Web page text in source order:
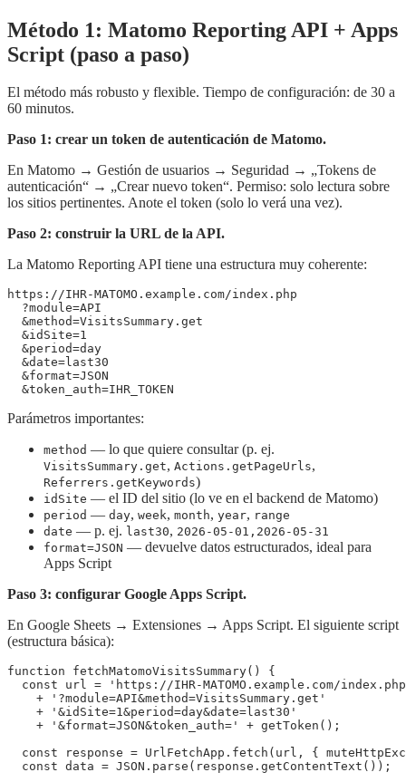
Método 1: Matomo Reporting API + Apps
Script (paso a paso)
El método más robusto y flexible. Tiempo de configuración: de 30 a
60 minutos.
Paso 1: crear un token de autenticación de Matomo.
En Matomo → Gestión de usuarios → Seguridad → „Tokens de
autenticación“ → „Crear nuevo token“. Permiso: solo lectura sobre
los sitios pertinentes. Anote el token (solo lo verá una vez).
Paso 2: construir la URL de la API.
La Matomo Reporting API tiene una estructura muy coherente:
https://IHR-MATOMO.example.com/index.php
  ?module=API
  &method=VisitsSummary.get
  &idSite=1
  &period=day
  &date=last30
  &format=JSON
  &token_auth=IHR_TOKEN
Parámetros importantes:
method — lo que quiere consultar (p. ej.
VisitsSummary.get, Actions.getPageUrls,
Referrers.getKeywords)
idSite — el ID del sitio (lo ve en el backend de Matomo)
period — day, week, month, year, range
date — p. ej. last30, 2026-05-01,2026-05-31
format=JSON — devuelve datos estructurados, ideal para
Apps Script
Paso 3: configurar Google Apps Script.
En Google Sheets → Extensiones → Apps Script. El siguiente script
(estructura básica):
function fetchMatomoVisitsSummary() {
const url = 'https://IHR-MATOMO.example.com/
    + '?module=API&method=VisitsSummary.get'
    + '&idSite=1&period=day&date=last30'
    + '&format=JSON&token_auth=' + getToken();
const response = UrlFetchApp.fetch(url, {
  const data = JSON.parse(response.getContentText());